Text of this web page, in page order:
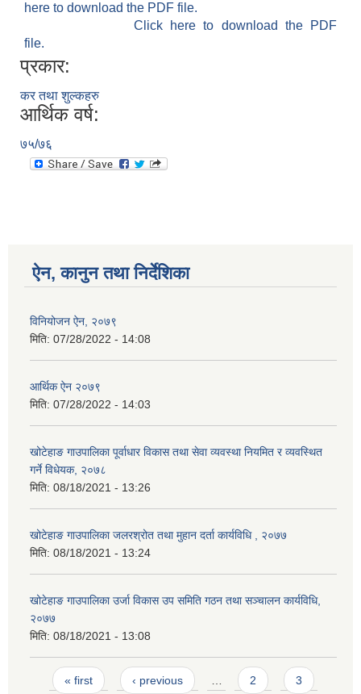
here to download the PDF file.
Click here to download the PDF
file.
प्रकार:
कर तथा शुल्कहरु
आर्थिक वर्ष:
७५/७६
ऐन, कानुन तथा निर्देशिका
विनियोजन ऐन, २०७९
मिति: 07/28/2022 - 14:08
आर्थिक ऐन २०७९
मिति: 07/28/2022 - 14:03
खोटेहाङ गाउपालिका पूर्वाधार विकास तथा सेवा व्यवस्था नियमित र व्यवस्थित
गर्ने विधेयक, २०७८
मिति: 08/18/2021 - 13:26
खोटेहाङ गाउपालिका जलरश्रोत तथा मुहान दर्ता कार्यविधि , २०७७
मिति: 08/18/2021 - 13:24
खोटेहाङ गाउपालिका उर्जा विकास उप समिति गठन तथा सञ्चालन कार्यविधि,
२०७७
मिति: 08/18/2021 - 13:08
Pages
« first ‹ previous 2 3